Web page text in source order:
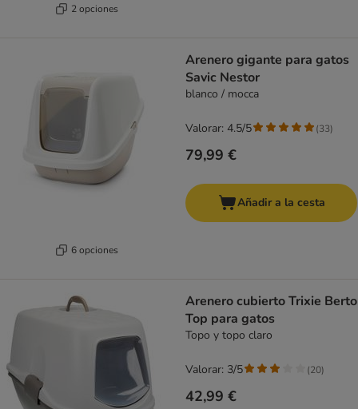
2 opciones
6 opciones
Arenero gigante para gatos
Savic Nestor
blanco / mocca
79,99 €
Valorar: 4.5/5 (33)
Añadir a la cesta
Arenero cubierto Trixie Berto
Top para gatos
Topo y topo claro
42,99 €
Valorar: 3/5 (20)